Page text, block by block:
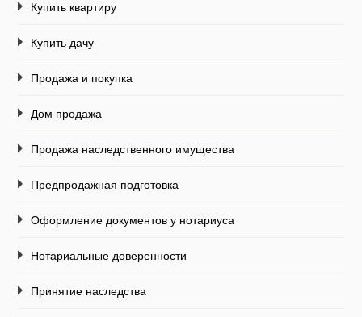
Купить квартиру
Купить дачу
Продажа и покупка
Дом продажа
Продажа наследственного имущества
Предпродажная подготовка
Оформление документов у нотариуса
Нотариальные доверенности
Принятие наследства